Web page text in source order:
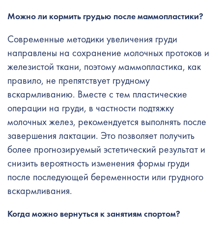
Можно ли кормить грудью после маммопластики?
Современные методики увеличения груди
направлены на сохранение молочных протоков и
железистой ткани, поэтому маммопластика, как
правило, не препятствует грудному
вскармливанию. Вместе с тем пластические
операции на груди, в частности подтяжку
молочных желез, рекомендуется выполнять после
завершения лактации. Это позволяет получить
более прогнозируемый эстетический результат и
снизить вероятность изменения формы груди
после последующей беременности или грудного
вскармливания.
Когда можно вернуться к занятиям спортом?